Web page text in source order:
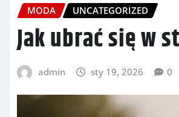
MODA UNCATEGORIZED
Jak ubrać się w
admin sty 19, 2026 0